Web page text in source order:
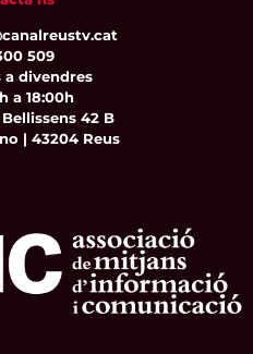
509
a divendres
a 18:00h
42 B
| 43204 Reus